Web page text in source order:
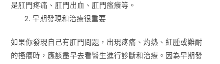
是肛門疼痛、肛門出血、肛門瘙癢等。
早期發現和治療很重要
如果你發現自己有肛門問題，出現疼痛、灼熱、紅腫或難耐
的搔癢時，應該盡早去看醫生進行診斷和治療。因為早期發